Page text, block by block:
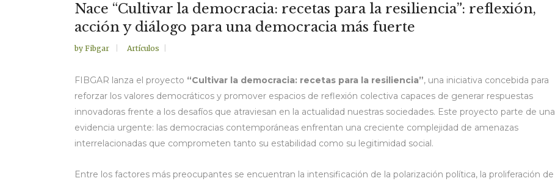
Nace “Cultivar la democracia: recetas para la resiliencia”: reflexión,
acción y diálogo para una democracia más fuerte
by Fibgar Artículos
FIBGAR lanza el proyecto “Cultivar la democracia: recetas para la resiliencia”, una iniciativa concebida para
reforzar los valores democráticos y promover espacios de reflexión colectiva capaces de generar respuestas
innovadoras frente a los desafíos que atraviesan en la actualidad nuestras sociedades. Este proyecto parte de una
evidencia urgente: las democracias contemporáneas enfrentan una creciente complejidad de amenazas
interrelacionadas que comprometen tanto su estabilidad como su legitimidad social.
Entre los factores más preocupantes se encuentran la intensificación de la polarización política, la proliferación de